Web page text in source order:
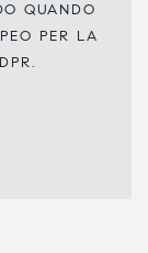
QUANDO
PER LA